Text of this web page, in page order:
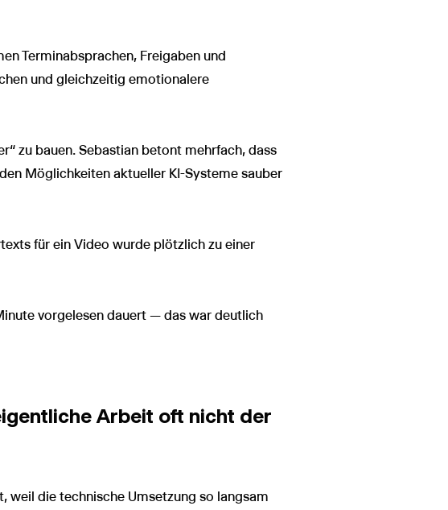
Terminabsprachen, Freigaben und
und gleichzeitig emotionalere
zu bauen. Sebastian betont mehrfach, dass
Möglichkeiten aktueller KI-Systeme sauber
für ein Video wurde plötzlich zu einer
vorgelesen dauert — das war deutlich
Arbeit oft nicht der
weil die technische Umsetzung so langsam